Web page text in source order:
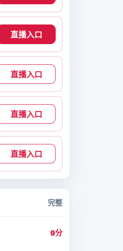
直播入口
直播入口
直播入口
直播入口
完整
9分